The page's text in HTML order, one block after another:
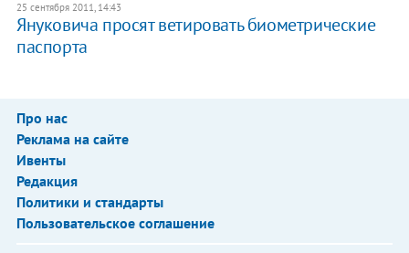
25 сентября 2011, 14:43
Януковича просят ветировать биометрические
паспорта
Про нас
Реклама на сайте
Ивенты
Редакция
Политики и стандарты
Пользовательское соглашение